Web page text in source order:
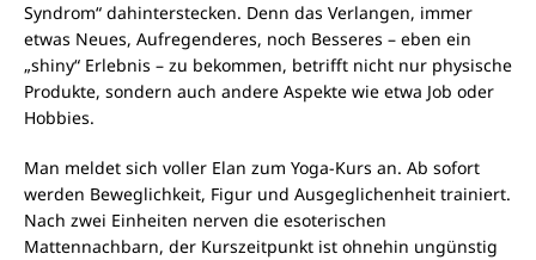
Syndrom“ dahinterstecken. Denn das Verlangen, immer
etwas Neues, Aufregenderes, noch Besseres – eben ein
„shiny“ Erlebnis – zu bekommen, betrifft nicht nur physische
Produkte, sondern auch andere Aspekte wie etwa Job oder
Hobbies.
Man meldet sich voller Elan zum Yoga-Kurs an. Ab sofort
werden Beweglichkeit, Figur und Ausgeglichenheit trainiert.
Nach zwei Einheiten nerven die esoterischen
Mattennachbarn, der Kurszeitpunkt ist ohnehin ungünstig